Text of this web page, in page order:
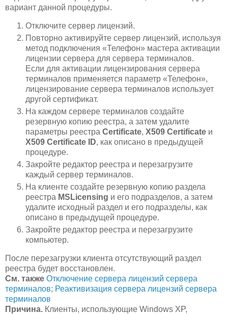
вариант данной процедуры.
Отключите сервер лицензий.
Повторно активируйте сервер лицензий, используя
метод подключения «Телефон» мастера активации
лицензии сервера для сервера терминалов.
Если для активации лицензирования сервера
терминалов применяется параметр «Телефон»,
лицензирование сервера терминалов использует
другой сертификат.
На каждом сервере терминалов создайте
резервную копию реестра, а затем удалите
параметры реестра Certificate, X509 Certificate и
X509 Certificate ID, как описано в предыдущей
процедуре.
Закройте редактор реестра и перезагрузите
каждый сервер терминалов.
На клиенте создайте резервную копию раздела
реестра MSLicensing и его подразделов, а затем
удалите исходный раздел и его подразделы, как
описано в предыдущей процедуре.
Закройте редактор реестра и перезагрузите
компьютер.
После перезагрузки клиента отсутствующий раздел
реестра будет восстановлен.
См. также Отключение сервера лицензий сервера
терминалов; Реактивизация сервера лицензий сервера
терминалов
Причина. Клиенты, использующие Windows XP,